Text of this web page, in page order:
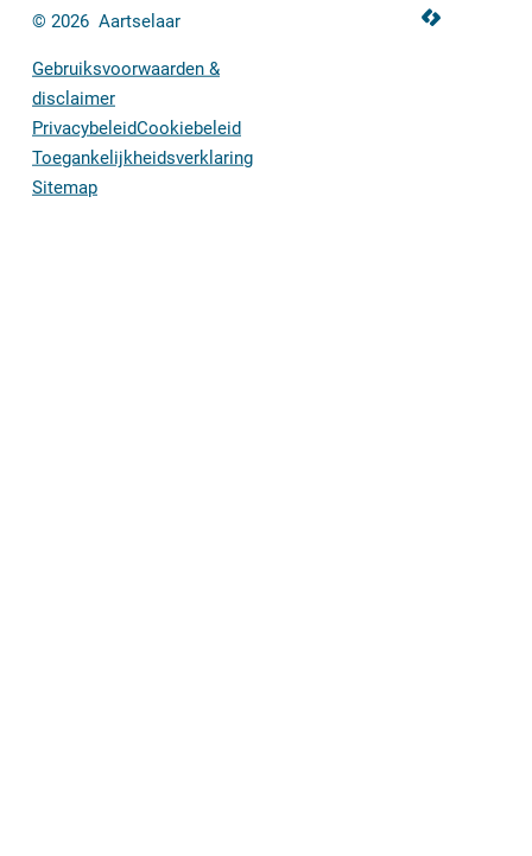
© 2026 Aartselaar
Gebruiksvoorwaarden &
disclaimer
PrivacybeleidCookiebeleid
Toegankelijkheidsverklaring
Sitemap